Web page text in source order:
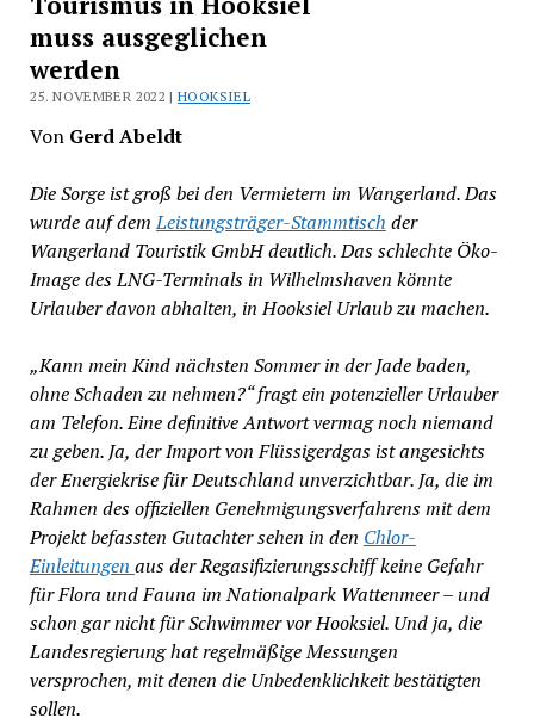
muss ausgeglichen
werden
25. NOVEMBER 2022 |HOOKSIEL
Von Gerd Abeldt
Die Sorge ist groß bei den Vermietern im Wangerland. Das
wurde auf demLeistungsträger-Stammtisch der
Wangerland Touristik GmbH deutlich. Das schlechte Öko-
Image des LNG-Terminals in Wilhelmshaven könnte
Urlauber davon abhalten, in Hooksiel Urlaub zu machen.
„Kann mein Kind nächsten Sommer in der Jade baden,
ohne Schaden zu nehmen?“ fragt ein potenzieller Urlauber
am Telefon. Eine definitive Antwort vermag noch niemand
zu geben. Ja, der Import von Flüssigerdgas ist angesichts
der Energiekrise für Deutschland unverzichtbar. Ja, die im
Rahmen des offiziellen Genehmigungsverfahrens mit dem
Projekt befassten Gutachter sehen in den Chlor-
Einleitungen aus der Regasifizierungsschiff keine Gefahr
für Flora und Fauna im Nationalpark Wattenmeer – und
schon gar nicht für Schwimmer vor Hooksiel. Und ja, die
Landesregierung hat regelmäßige Messungen
versprochen, mit denen die Unbedenklichkeit bestätigten
sollen.